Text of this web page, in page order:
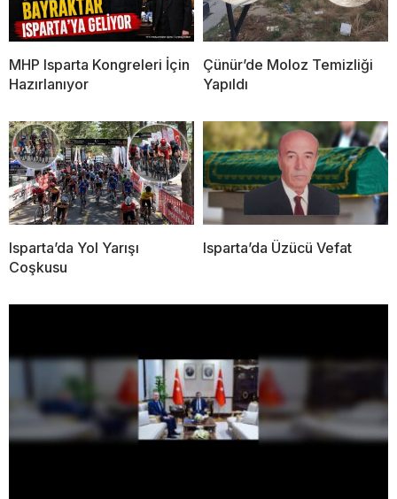
MHP Isparta Kongreleri İçin
Hazırlanıyor
Çünür’de Moloz Temizliği
Yapıldı
Isparta’da Yol Yarışı
Coşkusu
Isparta’da Üzücü Vefat